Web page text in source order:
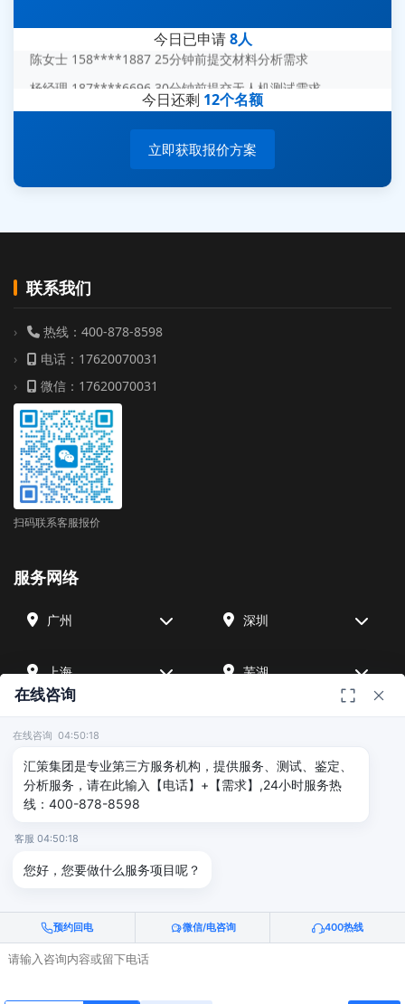
今日已申请8人
陈女士 158****1887 25分钟前提交材料分析需求
杨经理 187****6696 30分钟前提交无人机测试需求
周总 136****0539 35分钟前提交机器人测试需求
今日还剩 12个名额
立即获取报价方案
联系我们
热线：400-878-8598
电话：17620070031
微信：17620070031
扫码联系客服报价
服务网络
广州 深圳
上海 芜湖
北京 武汉
友情链接
广州海沣检测 汇策可靠性检测
© 2026 深圳汇策众创空间管理有限公司 & 广州海沣检测认证有限公司
版权所有 |
在线咨询
在线咨询 04:50:18
汇策集团是专业第三方服务机构，提供服务、测试、鉴定、
分析服务，请在此输入【电话】+【需求】,24小时服务热
线：400-878-8598
客服 04:50:18
您好，您要做什么服务项目呢？
预约回电 微信/电咨询 400热线